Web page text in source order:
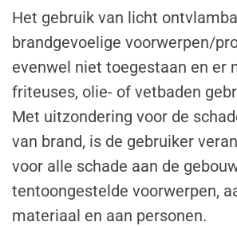
Het gebruik van licht
brandgevoelige voorwerpen/
evenwel niet toegestaan en er
friteuses, olie- of vetbaden
Met uitzondering voor de
van brand, is de gebruiker
voor alle schade aan de
tentoongestelde voorwerpen,
materiaal en aan personen.